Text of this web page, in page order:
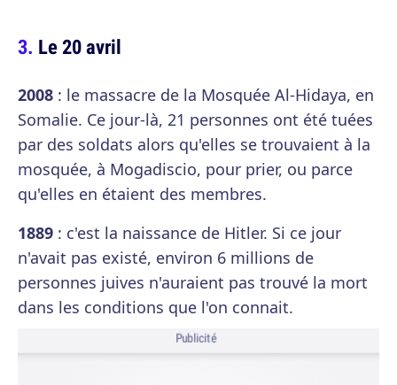
Le 20 avril
2008 : le massacre de la Mosquée Al-Hidaya, en
Somalie. Ce jour-là, 21 personnes ont été tuées
par des soldats alors qu'elles se trouvaient à la
mosquée, à Mogadiscio, pour prier, ou parce
qu'elles en étaient des membres.
1889 : c'est la naissance de Hitler. Si ce jour
n'avait pas existé, environ 6 millions de
personnes juives n'auraient pas trouvé la mort
dans les conditions que l'on connait.
Publicité